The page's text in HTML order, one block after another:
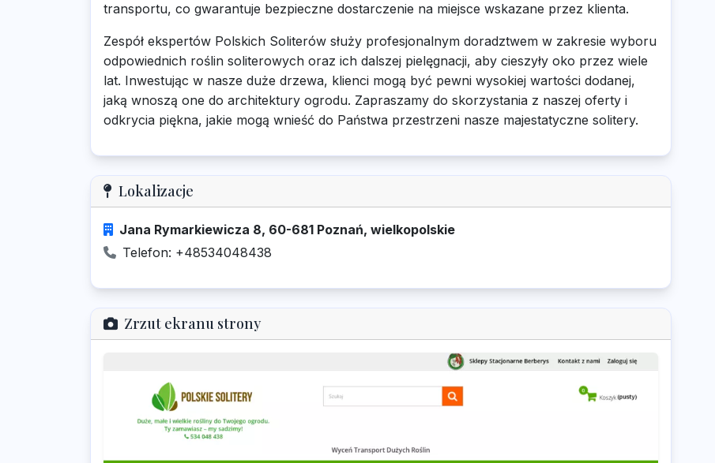
transportu, co gwarantuje bezpieczne dostarczenie na miejsce wskazane przez klienta.
Zespół ekspertów Polskich Soliterów służy profesjonalnym doradztwem w zakresie wyboru
odpowiednich roślin soliterowych oraz ich dalszej pielęgnacji, aby cieszyły oko przez wiele
lat. Inwestując w nasze duże drzewa, klienci mogą być pewni wysokiej wartości dodanej,
jaką wnoszą one do architektury ogrodu. Zapraszamy do skorzystania z naszej oferty i
odkrycia piękna, jakie mogą wnieść do Państwa przestrzeni nasze majestatyczne solitery.
Lokalizacje
Jana Rymarkiewicza 8, 60-681 Poznań, wielkopolskie
Telefon: +48534048438
Zrzut ekranu strony